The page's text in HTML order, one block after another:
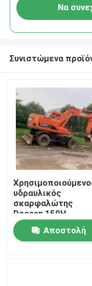
Σπίτι
Να
Συνιστώμενα
υδραυλικός
σκαρφαλώτης
Doosan 150H
Excavator Δεύτερο
χέρι Excavator
Doosan
Αποστολή